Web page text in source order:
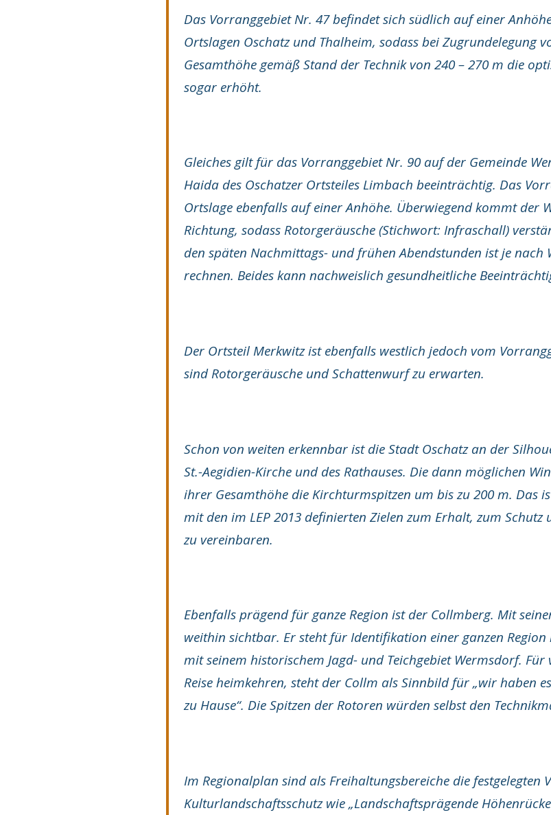
Das Vorranggebiet Nr. 47 befindet sich südlich auf einer
Ortslagen Oschatz und Thalheim, sodass bei Zugrundelegung
Gesamthöhe gemäß Stand der Technik von 240 – 270 m die
sogar erhöht.
Gleiches gilt für das Vorranggebiet Nr. 90 auf der Gemeinde
Haida des Oschatzer Ortsteiles Limbach beeinträchtig. Das
Ortslage ebenfalls auf einer Anhöhe. Überwiegend kommt der
Richtung, sodass Rotorgeräusche (Stichwort: Infraschall)
den späten Nachmittags- und frühen Abendstunden ist je
rechnen. Beides kann nachweislich gesundheitliche
Der Ortsteil Merkwitz ist ebenfalls westlich jedoch vom
sind Rotorgeräusche und Schattenwurf zu erwarten.
Schon von weiten erkennbar ist die Stadt Oschatz an der
St.-Aegidien-Kirche und des Rathauses. Die dann möglichen
ihrer Gesamthöhe die Kirchturmspitzen um bis zu 200 m. Das
mit den im LEP 2013 definierten Zielen zum Erhalt, zum
zu vereinbaren.
Ebenfalls prägend für ganze Region ist der Collmberg. Mit
weithin sichtbar. Er steht für Identifikation einer ganzen
mit seinem historischem Jagd- und Teichgebiet Wermsdorf.
Reise heimkehren, steht der Collm als Sinnbild für „wir haben
zu Hause“. Die Spitzen der Rotoren würden selbst den
Im Regionalplan sind als Freihaltungsbereiche die festgelegten
Kulturlandschaftsschutz wie „Landschaftsprägende